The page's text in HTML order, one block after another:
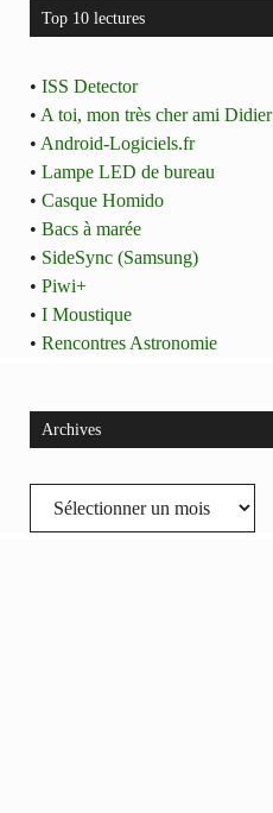
Top 10 lectures
• ISS Detector
• A toi, mon très cher ami Didier
• Android-Logiciels.fr
• Lampe LED de bureau
• Casque Homido
• Bacs à marée
• SideSync (Samsung)
• Piwi+
• I Moustique
• Rencontres Astronomie
Archives
Archives